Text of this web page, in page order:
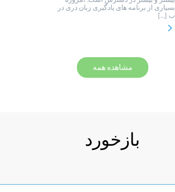
بسیاری از برنامه های یادگیری زبان دری در
ب […]
مشاهده همه
بازخورد